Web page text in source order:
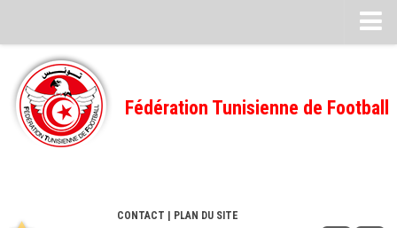
Feuille de match
FMI – 2022/2023
Ligue I – 2022/2023
Fédération Tunisienne de Football
CONTACT | PLAN DU SITE